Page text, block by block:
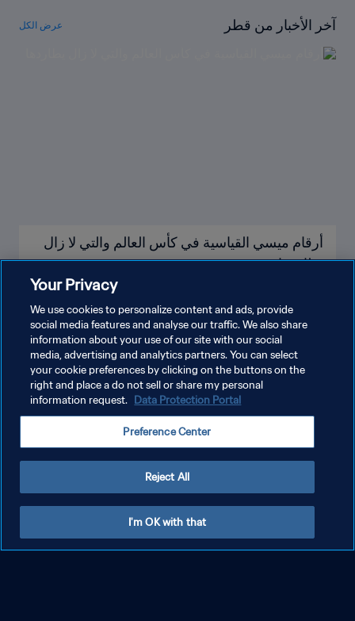
آخر الأخبار من قطر عرض الكل
أرقام ميسي القياسية في كأس العالم والتي لا زال
يطاردها
جميع أرقام وإنجازات كيليان مبابي في كأس العالم
Your Privacy
We use cookies to personalize content and ads, provide
social media features and analyse our traffic. We also share
information about your use of our site with our social
media, advertising and analytics partners. You can select
your cookie preferences by clicking on the buttons on the
right and place a do not sell or share my personal
information request. Data Protection Portal
Preference Center
Reject All
I'm OK with that